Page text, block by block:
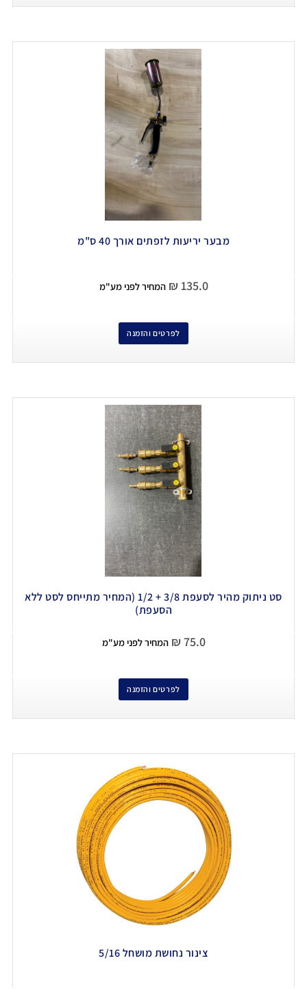
מבער יריעות לזפתים אורך 40 ס"מ
₪ 135.0 המחיר לפני מע"מ
לפרטים והזמנה
סט ניתוק מהיר לסעפת 3/8 + 1/2 (המחיר מתייחס לסט ללא
הסעפת)
₪ 75.0 המחיר לפני מע"מ
לפרטים והזמנה
צינור נחושת מושחל 5/16